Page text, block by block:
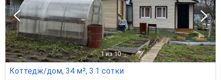
1 из 10
Коттедж/дом, 34 м², 3.1 сотки